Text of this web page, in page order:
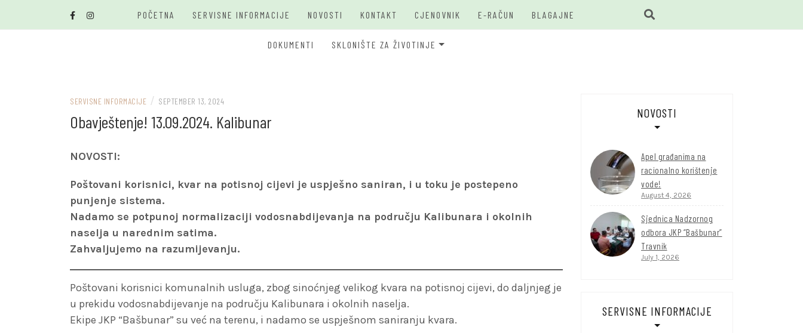
POČETNA SERVISNE INFORMACIJE NOVOSTI KONTAKT CJENOVNIK E-RAČUN BLAGAJNE
DOKUMENTI SKLONIŠTE ZA ŽIVOTINJE
SERVISNE INFORMACIJE / SEPTEMBER 13, 2024
Obavještenje! 13.09.2024. Kalibunar
NOVOSTI:
Poštovani korisnici, kvar na potisnoj cijevi je uspješno saniran, i u toku je postepeno
punjenje sistema.
Nadamo se potpunoj normalizaciji vodosnabdijevanja na području Kalibunara i okolnih
naselja u narednim satima.
Zahvaljujemo na razumijevanju.
Poštovani korisnici komunalnih usluga, zbog sinoćnjeg velikog kvara na potisnoj cijevi, do daljnjeg je
u prekidu vodosnabdijevanje na području Kalibunara i okolnih naselja.
Ekipe JKP “Bašbunar” su već na terenu, i nadamo se uspješnom saniranju kvara.
NOVOSTI
Apel građanima na
racionalno korištenje
vode!
August 4, 2026
Sjednica Nadzornog
odbora JKP “Bašbunar”
Travnik
July 1, 2026
SERVISNE INFORMACIJE